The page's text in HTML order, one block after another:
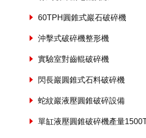
60TPH圓錐式巖石破碎機
沖擊式破碎機整形機
實驗室對齒輥破碎機
閃長巖圓錐式石料破碎機
蛇紋巖液壓圓錐破碎設備
單缸液壓圓錐破碎機產量